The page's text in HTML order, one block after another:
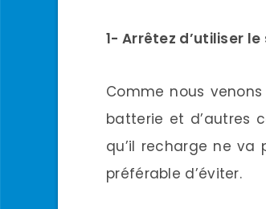
1- Arrêtez d’utiliser
Comme nous
batterie et d’autres
qu’il recharge ne va
préférable d’éviter.